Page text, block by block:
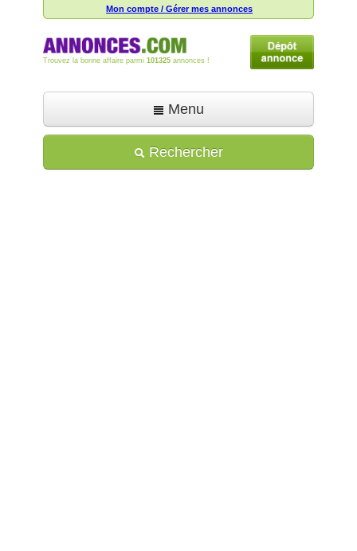
Mon compte / Gérer mes annonces
Trouvez la bonne affaire parmi 101325 annonces !
Menu
Déposer une annonce
Rechercher